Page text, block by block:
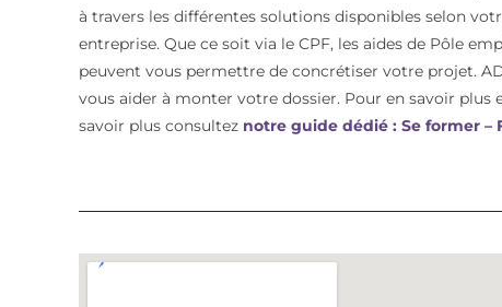
à travers les différentes solutions disponibles selon
entreprise. Que ce soit via le CPF, les aides de Pôle
peuvent vous permettre de concrétiser votre projet.
vous aider à monter votre dossier. Pour en savoir
savoir plus consulteznotre guide dédié : Se former –